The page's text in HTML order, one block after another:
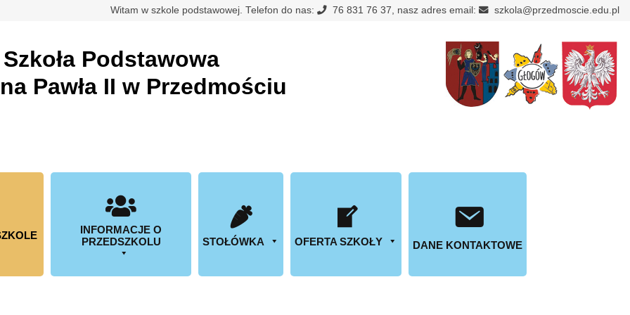
Witam w szkole podstawowej. Telefon do nas: 76 831 76 37, nasz adres email: szkola@przedmoscie.edu.pl
Szkoła Podstawowa
Pawła II w Przedmościu
INFORMACJE O
PRZEDSZKOLU
STOŁÓWKA OFERTA SZKOŁY DANE KONTAKTOWE